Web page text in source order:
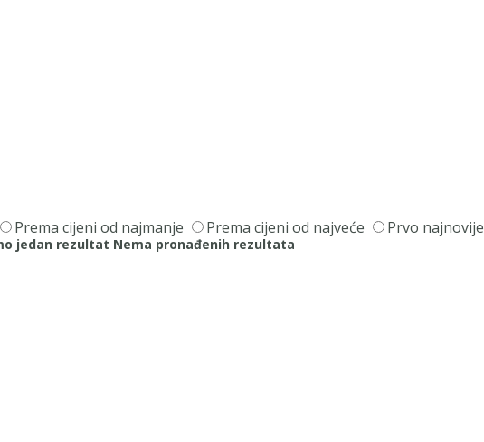
Prema cijeni od najmanje Prema cijeni od najveće Prvo najnovije
jedan rezultat Nema pronađenih rezultata